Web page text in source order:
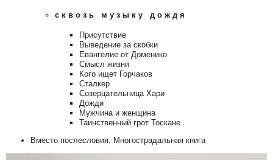
с к в о з ь м у з ы к у д о ж д я
Присутствие
Выведение за скобки
Евангелие от Доменико
Смысл жизни
Кого ищет Горчаков
Сталкер
Созерцательница Хари
Дожди
Мужчина и женщина
Таинственный грот Тоскане
Вместо послесловия. Многострадальная книга